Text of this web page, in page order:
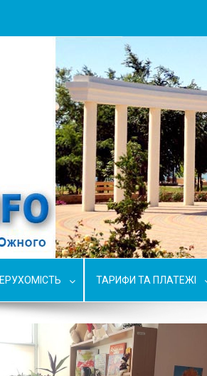
ТАРИФИ ТА ПЛАТЕЖІ